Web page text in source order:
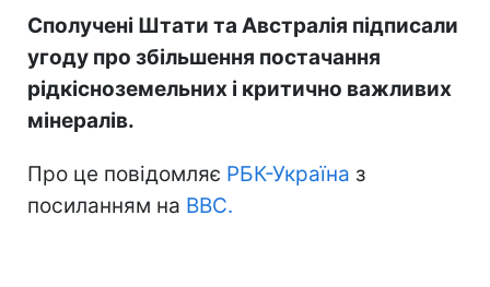
Сполучені Штати та Австралія підписали
угоду про збільшення постачання
рідкісноземельних і критично важливих
мінералів.
Про це повідомляє РБК-Україна з
посиланням на ВВС.